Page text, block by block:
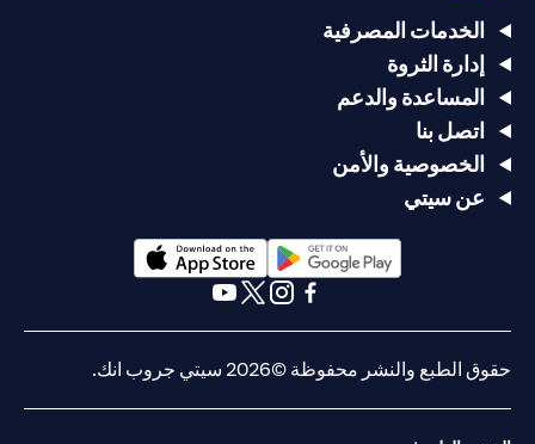
الخدمات المصرفية
إدارة الثروة
المساعدة والدعم
اتصل بنا
الخصوصية والأمن
عن سيتي
(opens in a new tab)
حقوق الطبع والنشر محفوظة ©2026 سيتي جروب انك.